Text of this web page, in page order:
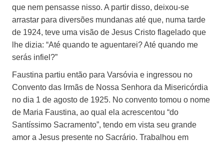
que nem pensasse nisso. A partir disso, deixou-se
arrastar para diversões mundanas até que, numa tarde
de 1924, teve uma visão de Jesus Cristo flagelado que
lhe dizia: “Até quando te aguentarei? Até quando me
serás infiel?”
Faustina partiu então para Varsóvia e ingressou no
Convento das Irmãs de Nossa Senhora da Misericórdia
no dia 1 de agosto de 1925. No convento tomou o nome
de Maria Faustina, ao qual ela acrescentou “do
Santíssimo Sacramento”, tendo em vista seu grande
amor a Jesus presente no Sacrário. Trabalhou em